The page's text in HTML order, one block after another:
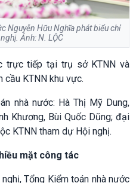
Nguyễn Hữu Nghĩa phát biểu chỉ
Ảnh: N. LỘC
trực tiếp tại trụ sở KTNN và
cầu KTNN khu vực.
nhà nước: Hà Thị Mỹ Dung,
Khương, Bùi Quốc Dũng; đại
KTNN tham dự Hội nghị.
mặt công tác
Tổng Kiểm toán nhà nước